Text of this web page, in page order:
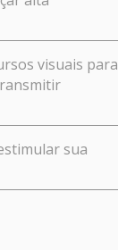
visuais para
sua